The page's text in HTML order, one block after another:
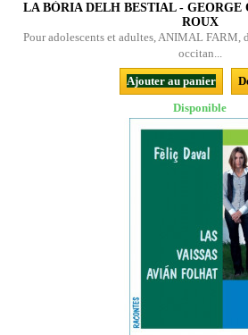
LA BÒRIA DELH BESTIAL - GEORGE
ROUX
Pour adolescents et adultes, ANIMAL FARM,
occitan...
Ajouter au panier
Disponible